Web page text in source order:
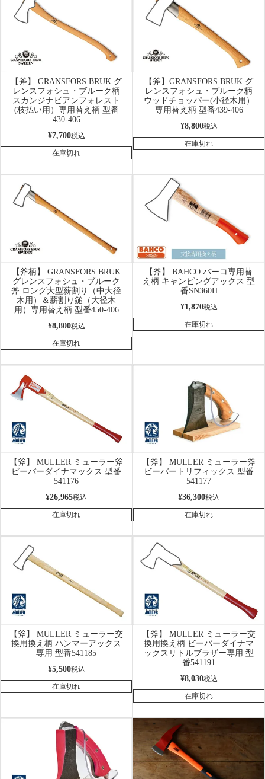
【斧】 GRANSFORS BRUK グ
レンスフォシュ・ブルーク柄
スカンジナビアンフォレスト
(枝払い用）専用替え柄 型番
430-406
¥7,700税込
在庫切れ
【斧】GRANSFORS BRUK グ
レンスフォシュ・ブルーク柄
ウッドチョッパー(小径木用）
専用替え柄 型番439-406
¥8,800税込
在庫切れ
【斧柄】 GRANSFORS BRUK
グレンスフォシュ・ブルーク
斧 ロング大型薪割り（中大径
木用）＆薪割り鎚（大径木
用）専用替え柄 型番450-406
¥8,800税込
在庫切れ
【斧】 BAHCO バーコ専用替
え柄 キャンピングアックス 型
番SN360H
¥1,870税込
在庫切れ
【斧】 MULLER ミューラー斧
ビーバーダイナマックス 型番
541176
¥26,965税込
在庫切れ
【斧】 MULLER ミューラー斧
ビーバートリフィックス 型番
541177
¥36,300税込
在庫切れ
【斧】 MULLER ミューラー交
換用換え柄 ハンマーアックス
専用 型番541185
¥5,500税込
在庫切れ
【斧】 MULLER ミューラー交
換用換え柄 ビーバーダイナマ
ックスリトルブラザー専用 型
番541191
¥8,030税込
在庫切れ